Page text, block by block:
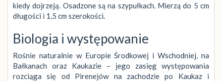
kiedy dojrzeją. Osadzone są na szypułkach. Mierzą do 5 cm
długości i 1,5 cm szerokości.
Biologia i występowanie
Rośnie naturalnie w Europie Środkowej i Wschodniej, na
Bałkanach oraz Kaukazie – jego zasięg występowania
rozciąga się od Pirenejów na zachodzie po Kaukaz i